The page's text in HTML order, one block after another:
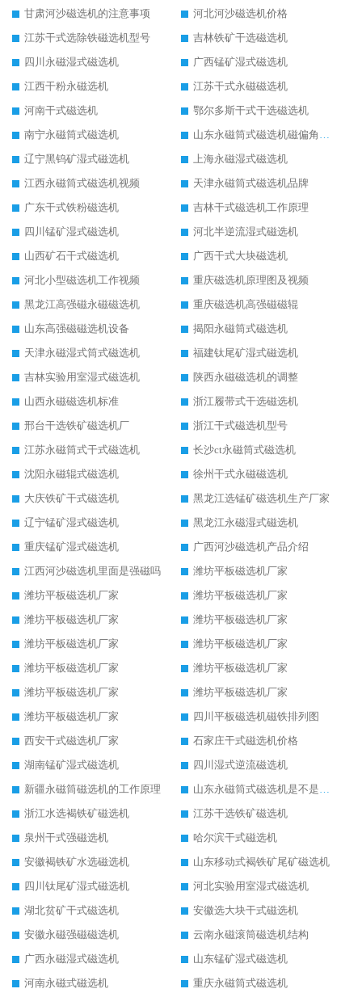
甘肃河沙磁选机的注意事项
河北河沙磁选机价格
江苏干式选除铁磁选机型号
吉林铁矿干选磁选机
四川永磁湿式磁选机
广西锰矿湿式磁选机
江西干粉永磁选机
江苏干式永磁磁选机
河南干式磁选机
鄂尔多斯干式干选磁选机
南宁永磁筒式磁选机
山东永磁筒式磁选机磁偏角怎么调整
辽宁黑钨矿湿式磁选机
上海永磁湿式磁选机
江西永磁筒式磁选机视频
天津永磁筒式磁选机品牌
广东干式铁粉磁选机
吉林干式磁选机工作原理
四川锰矿湿式磁选机
河北半逆流湿式磁选机
山西矿石干式磁选机
广西干式大块磁选机
河北小型磁选机工作视频
重庆磁选机原理图及视频
黑龙江高强磁永磁磁选机
重庆磁选机高强磁磁辊
山东高强磁磁选机设备
揭阳永磁筒式磁选机
天津永磁湿式筒式磁选机
福建钛尾矿湿式磁选机
吉林实验用室湿式磁选机
陕西永磁磁选机的调整
山西永磁磁选机标准
浙江履带式干选磁选机
邢台干选铁矿磁选机厂
浙江干式磁选机型号
江苏永磁筒式干式磁选机
长沙ct永磁筒式磁选机
沈阳永磁辊式磁选机
徐州干式永磁磁选机
大庆铁矿干式磁选机
黑龙江选锰矿磁选机生产厂家
辽宁锰矿湿式磁选机
黑龙江永磁湿式磁选机
重庆锰矿湿式磁选机
广西河沙磁选机产品介绍
江西河沙磁选机里面是强磁吗
潍坊平板磁选机厂家
潍坊平板磁选机厂家
潍坊平板磁选机厂家
潍坊平板磁选机厂家
潍坊平板磁选机厂家
潍坊平板磁选机厂家
潍坊平板磁选机厂家
潍坊平板磁选机厂家
潍坊平板磁选机厂家
潍坊平板磁选机厂家
潍坊平板磁选机厂家
潍坊平板磁选机厂家
四川平板磁选机磁铁排列图
西安干式磁选机厂家
石家庄干式磁选机价格
湖南锰矿湿式磁选机
四川湿式逆流磁选机
新疆永磁筒磁选机的工作原理
山东永磁筒式磁选机是不是强磁
浙江水选褐铁矿磁选机
江苏干选铁矿磁选机
泉州干式强磁选机
哈尔滨干式磁选机
安徽褐铁矿水选磁选机
山东移动式褐铁矿尾矿磁选机
四川钛尾矿湿式磁选机
河北实验用室湿式磁选机
湖北贫矿干式磁选机
安徽选大块干式磁选机
安徽永磁强磁磁选机
云南永磁滚筒磁选机结构
广西永磁湿式磁选机
山东锰矿湿式磁选机
河南永磁式磁选机
重庆永磁筒式磁选机